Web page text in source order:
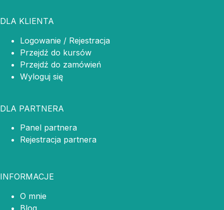
DLA KLIENTA
Logowanie / Rejestracja
Przejdź do kursów
Przejdź do zamówień
Wyloguj się
DLA PARTNERA
Panel partnera
Rejestracja partnera
INFORMACJE
O mnie